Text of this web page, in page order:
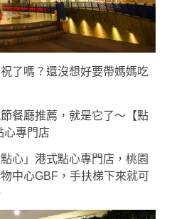
了嗎？還沒想好要帶媽媽吃
餐廳推薦，就是它了〜【點
心專門店
心」港式點心專門店，桃園
中心GBF，手扶梯下來就可